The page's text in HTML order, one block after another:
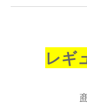
レギ